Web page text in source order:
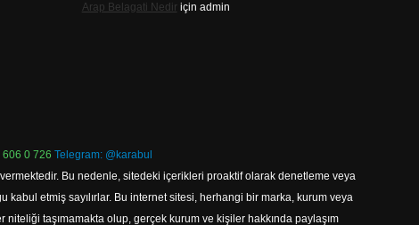
Arap Belagati Nediriçin admin
0 726 Telegram: @karabul
Bu nedenle, sitedeki içerikleri proaktif olarak denetleme veya
etmiş sayılırlar. Bu internet sitesi, herhangi bir marka, kurum veya
niteliği taşımamakta olup, gerçek kurum ve kişiler hakkında paylaşım